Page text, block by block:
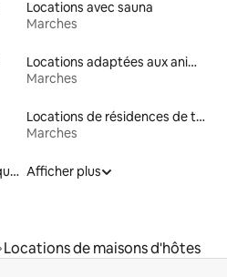
Locations avec sauna
Marches
Locations adaptées aux animaux
Marches
Locations de résidences de tourisme
Marches
Locations de gîtes écologiques Afficher plus
Locations de maisons d'hôtes